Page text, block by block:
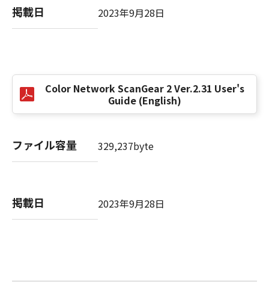
computer software documentation," as such
terms are used in 48 C.F.R. 12.212 (Sept 1995).
the SOFTWARE with only those rights set
forth herein. The manufacturer is Canon
Inc./30-2, Shimomaruko 3-chome, Ohta-ku,
本条項中で使用される"the SOFTWARE"とは、
本契約書中で定義される「本ソフトウェア」を
意味し、指し示すものとします。
10．分離可能性
本契約書のいずれかの条項またはその一部が法
律により無効であると決定された場合でも、そ
掲載日 2023年9月28日
Color Network ScanGear 2 Ver.2.31 User's
Guide (English)
ファイル容量 329,237byte
掲載日 2023年9月28日